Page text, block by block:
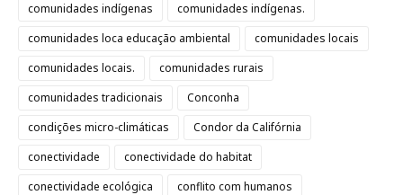
comunidades indígenas
comunidades indígenas.
comunidades loca educação ambiental
comunidades locais
comunidades locais.
comunidades rurais
comunidades tradicionais
Conconha
condições micro-climáticas
Condor da Califórnia
conectividade
conectividade do habitat
conectividade ecológica
conflito com humanos